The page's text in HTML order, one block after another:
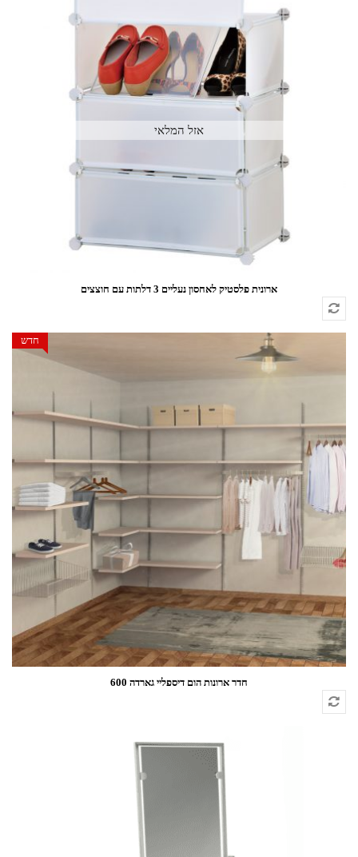
ארונית פלסטיק לאחסון נעליים 3 דלתות עם חוצצים
חדש
חדר ארונות הום דיספליי גארדה 600